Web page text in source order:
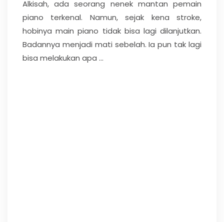
Alkisah, ada seorang nenek mantan pemain
piano terkenal. Namun, sejak kena stroke,
hobinya main piano tidak bisa lagi dilanjutkan.
Badannya menjadi mati sebelah. Ia pun tak lagi
bisa melakukan apa ...